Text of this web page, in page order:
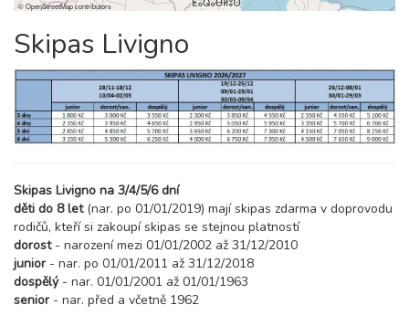
06.03. - 13.03.27
sobota - sobota
49 600 Kč rezervovat
13.03. - 20.03.27
sobota - sobota
8 dní (7 nocí)
40 800 Kč rezervovat
sobota - sobota
45 700 Kč rezervovat
27.03. - 03.04.27
sobota - sobota
8 dní (7 nocí)
40 800 Kč
©OpenStreetMapcontributors
Skipas Livigno
Skipas Livigno na 3/4/5/6 dní
děti do 8 let (nar. po 01/01/2019) mají skipas zdarma v doprovodu
rodičů, kteří si zakoupí skipas se stejnou platností
dorost- narození mezi 01/01/2002 až 31/12/2010
junior- nar. po 01/01/2011 až 31/12/2018
dospělý - nar. 01/01/2001 až 01/01/1963
senior - nar. před a včetně 1962